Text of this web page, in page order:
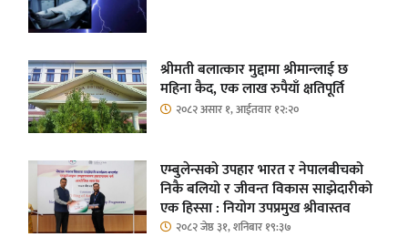
श्रीमती बलात्कार मुद्दामा श्रीमान्लाई छ
महिना कैद, एक लाख रुपैयाँ क्षतिपूर्ति
२०८२ असार १, आईतवार १२:२०
एम्बुलेन्सको उपहार भारत र नेपालबीचको
निकै बलियो र जीवन्त विकास साझेदारीको
एक हिस्सा : नियोग उपप्रमुख श्रीवास्तव
२०८२ जेष्ठ ३१, शनिबार १९:३७